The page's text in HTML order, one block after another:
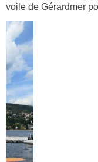
voile de Gérardmer